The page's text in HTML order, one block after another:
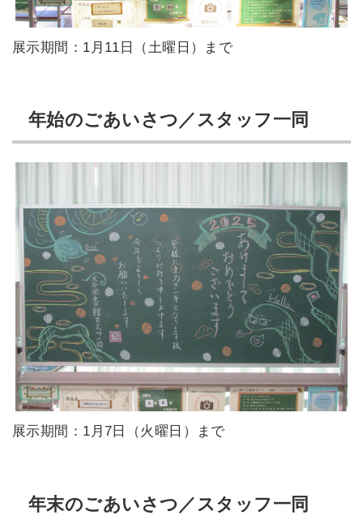
展示期間：1月11日（土曜日）まで
年始のごあいさつ／スタッフ一同
展示期間：1月7日（火曜日）まで
年末のごあいさつ／スタッフ一同